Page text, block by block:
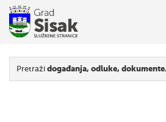
Pretraži događanja, odluke,